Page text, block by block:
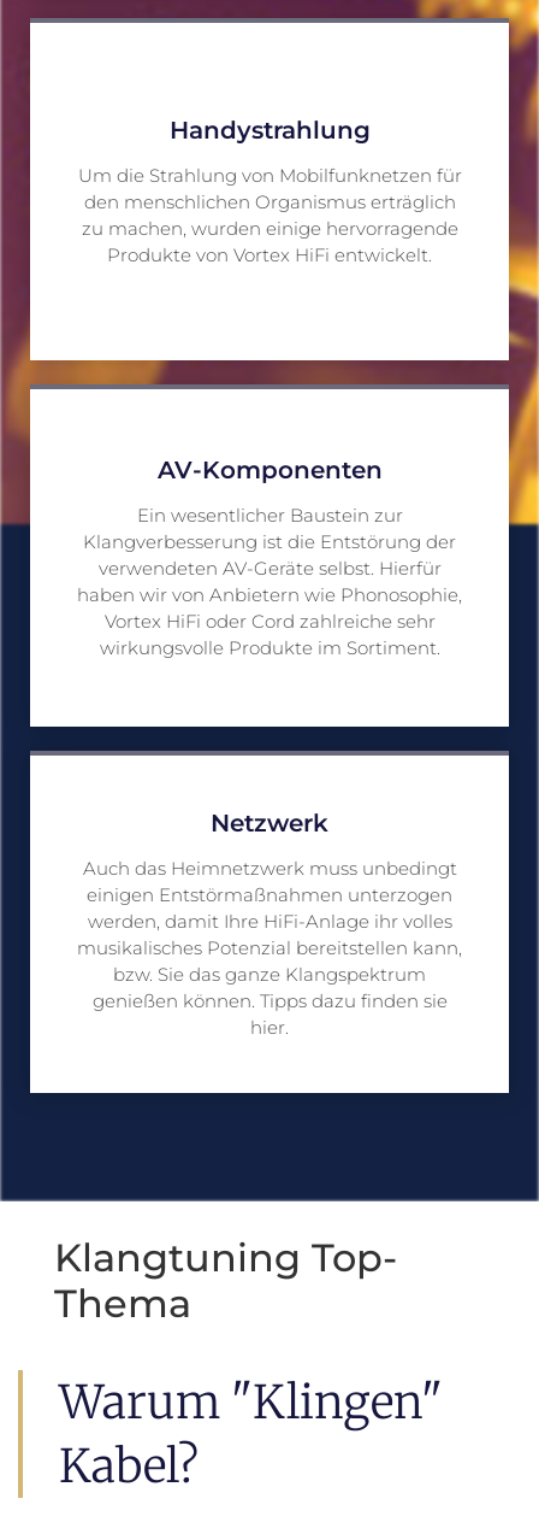
Handystrahlung
Um die Strahlung von Mobilfunknetzen für
den menschlichen Organismus erträglich
zu machen, wurden einige hervorragende
Produkte von Vortex HiFi entwickelt.
AV-Komponenten
Ein wesentlicher Baustein zur
Klangverbesserung ist die Entstörung der
verwendeten AV-Geräte selbst. Hierfür
haben wir von Anbietern wie Phonosophie,
Vortex HiFi oder Cord zahlreiche sehr
wirkungsvolle Produkte im Sortiment.
Netzwerk
Auch das Heimnetzwerk muss unbedingt
einigen Entstörmaßnahmen unterzogen
werden, damit Ihre HiFi-Anlage ihr volles
musikalisches Potenzial bereitstellen kann,
bzw. Sie das ganze Klangspektrum
genießen können. Tipps dazu finden sie
hier.
Klangtuning Top-
Thema
Warum "klingen"
Kabel?